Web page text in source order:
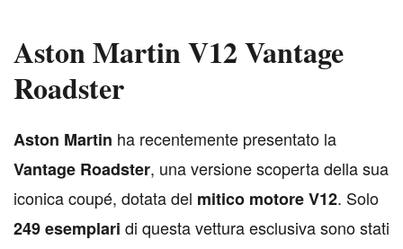
Aston Martin V12 Vantage
Roadster
Aston Martin ha recentemente presentato la
Vantage Roadster, una versione scoperta della sua
iconica coupé, dotata del mitico motore V12. Solo
249 esemplari di questa vettura esclusiva sono stati